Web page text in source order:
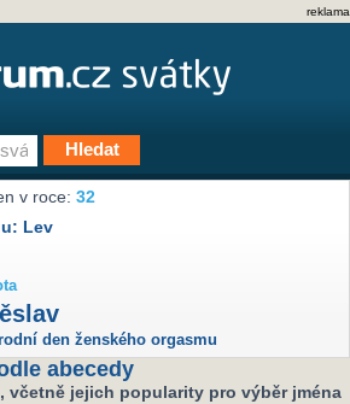
reklama
v roce:32
Lev
den ženského orgasmu
abecedy
včetně jejich popularity pro výběr jména